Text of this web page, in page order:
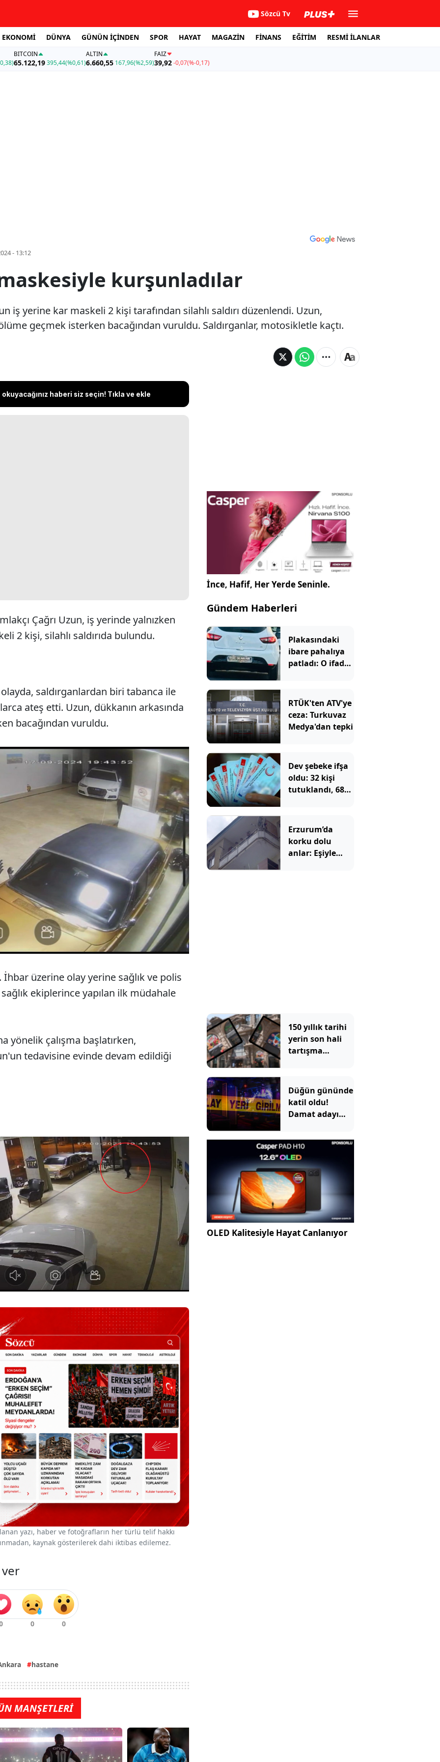
Sözcü Tv
EKONOMİ DÜNYA GÜNÜN İÇİNDEN SPOR HAYAT MAGAZİN FİNANS EĞİTİM RESMİ İLANLAR
BITCOIN
65.122,19395,44(%0,61)
ALTIN
6.660,55 167,96(%2,59)
FAİZ
39,92-0,07(%-0,17)
- 13:12
kurşunladılar
iş yerine kar maskeli 2 kişi tarafından silahlı saldırı düzenlendi. Uzun,
geçmek isterken bacağından vuruldu. Saldırganlar, motosikletle kaçtı.
haberi siz seçin! Tıkla ve ekle
Çağrı Uzun, iş yerinde yalnızken
2 kişi, silahlı saldırıda bulundu.
saldırganlardan biri tabanca ile
ateş etti. Uzun, dükkanın arkasında
bacağından vuruldu.
İhbar üzerine olay yerine sağlık ve polis
ekiplerince yapılan ilk müdahale
yönelik çalışma başlatırken,
tedavisine evinde devam edildiği
yazı, haber ve fotoğrafların her türlü telif hakkı
kaynak gösterilerek dahi iktibas edilemez.
hastane
MANŞETLERİ
İnce, Hafif, Her Yerde Seninle.
Gündem Haberleri
Plakasındaki
ibare pahalıya
patladı: O ifade
RTÜK'ten ATV'ye
ceza: Turkuvaz
Medya'dan tepki
Dev şebeke ifşa
oldu: 32 kişi
tutuklandı, 687
iptal edilecek
Erzurum’da
korku dolu
anlar: Eşiyle
150 yıllık tarihi
yerin son hali
tartışma
Pasajı'ndaki
görüntü tepki
çekti
Düğün gününde
katil oldu!
Damat adayı
cezaevine girdi
OLED Kalitesiyle Hayat Canlanıyor